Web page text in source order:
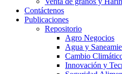
Contáctenos
Publicaciones
Repositorio
Agro Negocios
Agua y
Cambio
Innovación y